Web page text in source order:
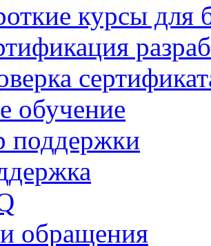
курсы для
обучение
поддержки
обращения